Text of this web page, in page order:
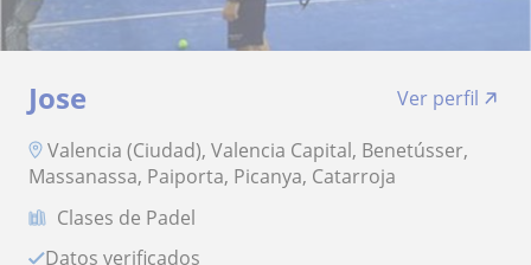
Jose
Ver perfil
Valencia (Ciudad), Valencia Capital, Benetússer,
Massanassa, Paiporta, Picanya, Catarroja
Clases de Padel
Datos verificados